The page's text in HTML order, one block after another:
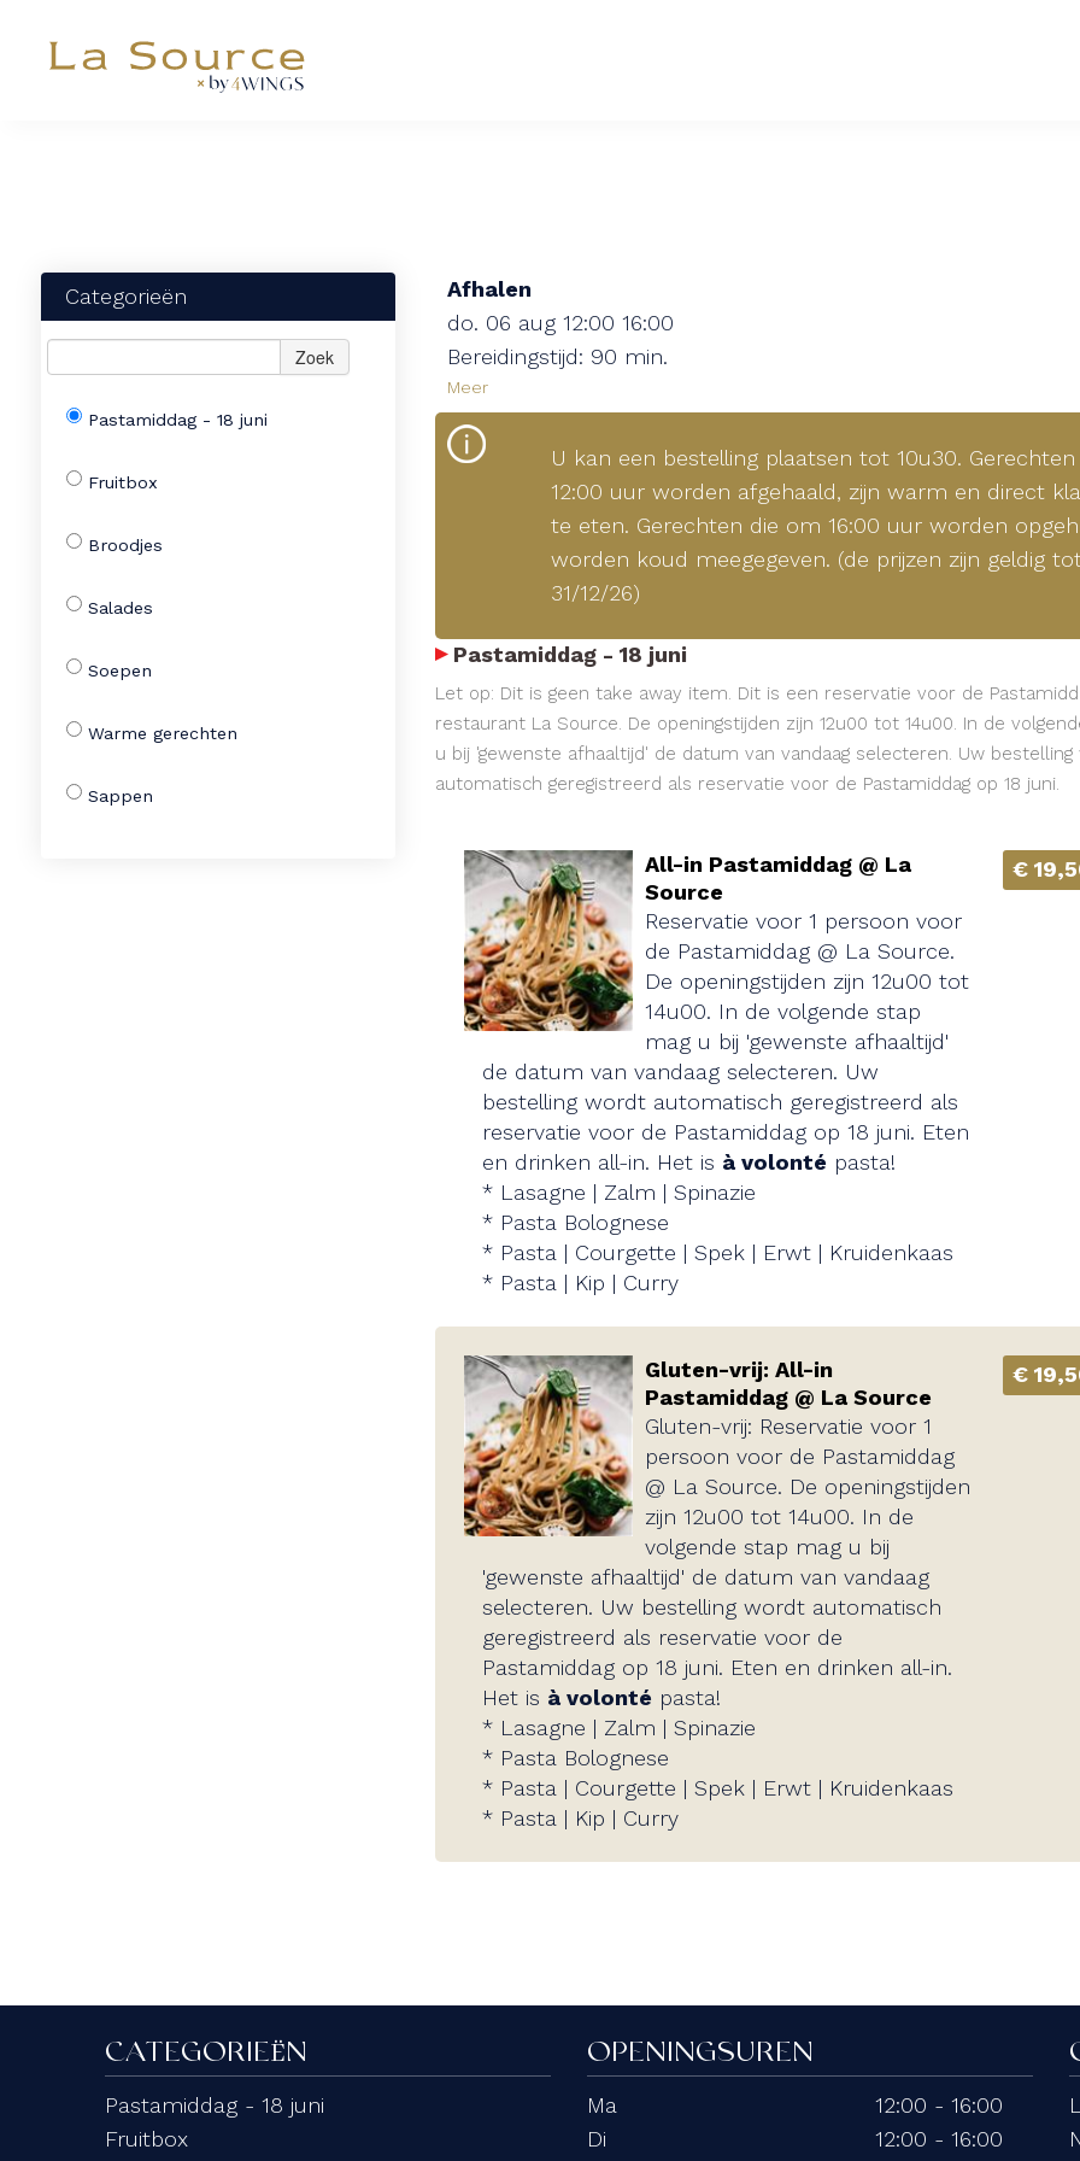
Categorieën
Zoek
Pastamiddag - 18 juni
Fruitbox
Broodjes
Salades
Soepen
Warme gerechten
Sappen
Afhalen
do. 06 aug12:00 16:00
Bereidingstijd: 90 min.
Meer
U kan een bestelling plaatsen tot 10u30.
12:00 uur worden afgehaald, zijn warm en direct
te eten. Gerechten die om 16:00 uur worden
worden koud meegegeven. (de prijzen zijn geldig
31/12/26)
Pastamiddag - 18 juni
Let op: Dit is geen take away item. Dit is een reservatie voor de
restaurant La Source. De openingstijden zijn 12u00 tot 14u00. In de
u bij 'gewenste afhaaltijd' de datum van vandaag selecteren. Uw
automatisch geregistreerd als reservatie voor de Pastamiddag op 18 juni.
All-in Pastamiddag @ La
Source
Reservatie voor 1 persoon voor
de Pastamiddag @ La Source.
De openingstijden zijn 12u00 tot
14u00. In de volgende stap
mag u bij 'gewenste afhaaltijd'
de datum van vandaag selecteren. Uw
bestelling wordt automatisch geregistreerd als
reservatie voor de Pastamiddag op 18 juni. Eten
en drinken all-in. ​Het is à volonté pasta!
* Lasagne | Zalm | Spinazie
​* Pasta ​Bolognese
* Pasta ​| Courgette ​| Spek ​| Erwt ​| Kruidenkaas
* Pasta ​| Kip ​| Curry
€
Gluten-vrij: All-in
Pastamiddag @ La Source
Gluten-vrij: Reservatie voor 1
persoon voor de Pastamiddag
@ La Source. De openingstijden
zijn 12u00 tot 14u00. In de
volgende stap mag u bij
'gewenste afhaaltijd' de datum van vandaag
selecteren. Uw bestelling wordt automatisch
geregistreerd als reservatie voor de
Pastamiddag op 18 juni. Eten en drinken all-in. ​
Het is à volonté pasta!
​* Lasagne | Zalm | Spinazie​
* Pasta ​Bolognese
* Pasta ​| Courgette ​| Spek ​| Erwt ​| Kruidenkaas
​* Pasta ​| Kip ​| Curry
€
CATEGORIEËN
Pastamiddag - 18 juni
Fruitbox
OPENINGSUREN
Ma
12:00 - 16:00
Di
12:00 - 16:00